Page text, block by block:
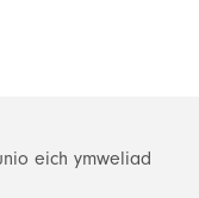
eich ymweliad